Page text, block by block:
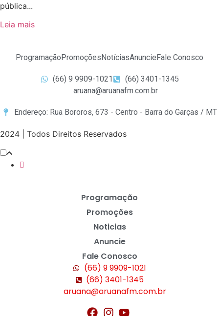
pública...
Leia mais
Programação Promoções NotíciasAnuncie Fale Conosco
(66) 9 9909-1021
(66) 3401-1345
aruana@aruanafm.com.br
Endereço: Rua Bororos, 673 - Centro - Barra do Garças / MT
2024 | Todos Direitos Reservados
Programação
Promoções
Noticias
Anuncie
Fale Conosco
(66) 9 9909-1021
(66) 3401-1345
aruana@aruanafm.com.br